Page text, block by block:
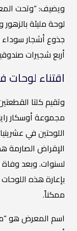
ويضيف: “وتحت
لوحة مليئة
جذوع أشجار
أربع شجيرات
اقتناء لوحات
وتقيم كلتا
مجموعة أوسكار
اللوحتين في
الإقراض الصارمة
لسنوات. وبعد وفاة
بإعارة هذه
ممكناً.
اسم المعرض هو